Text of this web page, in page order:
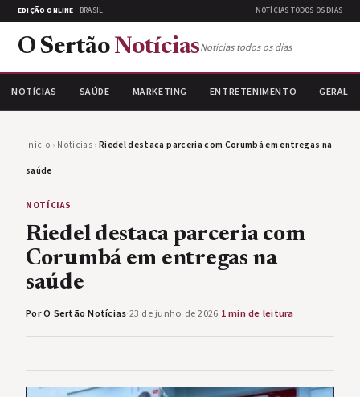
EDIÇÃO ONLINE · BRASIL NOTÍCIAS TODOS OS DIAS
O Sertão NotíciasNotícias todos os dias
NOTÍCIAS SAÚDE MARKETING ENTRETENIMENTO GERAL
Início › Notícias›Riedel destaca parceria com Corumbá em entregas na
saúde
NOTÍCIAS
Riedel destaca parceria com
Corumbá em entregas na
saúde
Por O Sertão Notícias·23 de junho de 2026·1 min de leitura